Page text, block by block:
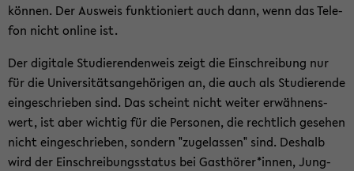
kön­nen. Der Aus­weis funk­tio­niert auch dann, wenn das Te­le­
fon nicht on­line ist.
Der di­gi­ta­le Stu­die­ren­den­weis zeigt die Ein­schrei­bung nur
für die Uni­ver­si­täts­an­ge­hö­ri­gen an, die auch als Stu­die­ren­de
ein­ge­schrie­ben sind. Das scheint nicht wei­ter er­wäh­nens­
wert, ist aber wich­tig für die Per­so­nen, die recht­lich ge­se­hen
nicht ein­ge­schrie­ben, son­dern "zu­ge­las­sen" sind. Des­halb
wird der Ein­schrei­bungs­sta­tus bei Gast­hö­rer*innen, Jung­